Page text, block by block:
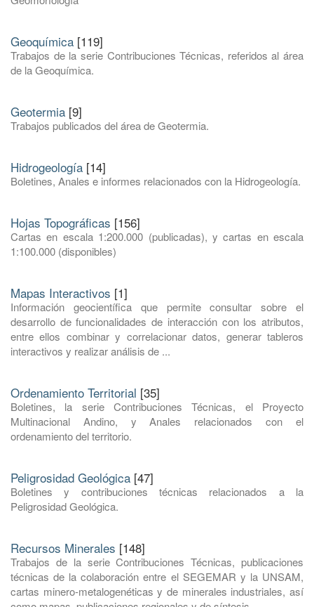
Geoquímica [119]
Trabajos de la serie Contribuciones Técnicas, referidos al área
de la Geoquímica.
Geotermia [9]
Trabajos publicados del área de Geotermia.
Hidrogeología [14]
Boletines, Anales e informes relacionados con la Hidrogeología.
Hojas Topográficas [156]
Cartas en escala 1:200.000 (publicadas), y cartas en escala
1:100.000 (disponibles)
Mapas Interactivos [1]
Información geocientífica que permite consultar sobre el
desarrollo de funcionalidades de interacción con los atributos,
entre ellos combinar y correlacionar datos, generar tableros
interactivos y realizar análisis de ...
Ordenamiento Territorial [35]
Boletines, la serie Contribuciones Técnicas, el Proyecto
Multinacional Andino, y Anales relacionados con el
ordenamiento del territorio.
Peligrosidad Geológica [47]
Boletines y contribuciones técnicas relacionados a la
Peligrosidad Geológica.
Recursos Minerales [148]
Trabajos de la serie Contribuciones Técnicas, publicaciones
técnicas de la colaboración entre el SEGEMAR y la UNSAM,
cartas minero-metalogenéticas y de minerales industriales, así